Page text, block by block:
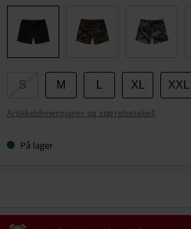
størrelse
S M XL XXL
Artikkeldimensjoner og størrelsetabell
På lager